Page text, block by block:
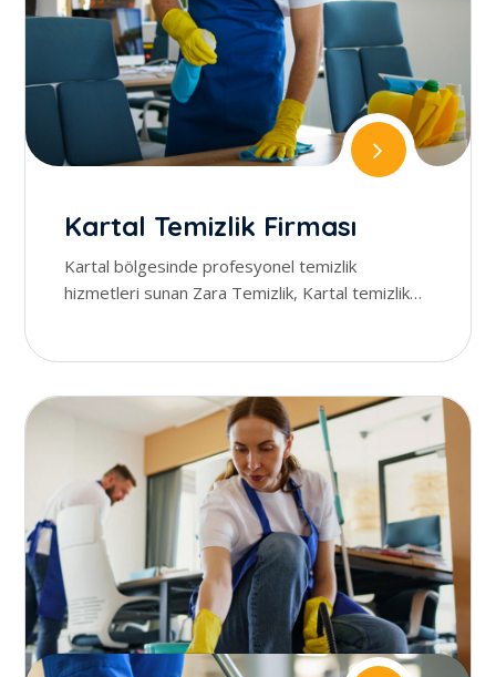
Kartal Temizlik Firması
Kartal bölgesinde profesyonel temizlik
hizmetleri sunan Zara Temizlik, Kartal temizlik